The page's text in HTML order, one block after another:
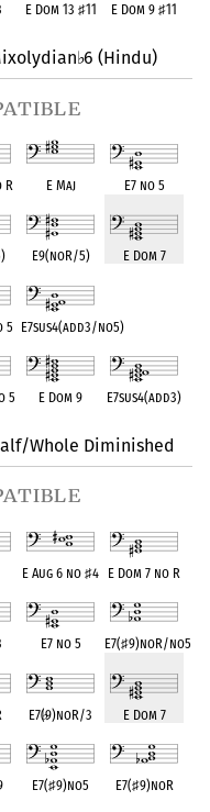
E Dom 13 ♯11 E Dom 9♯11
♭6 (Hindu)
R E Maj E7 no 5
E9(noR/5) E Dom 7
5 E7sus4(add3/no5)
5 E Dom 9 E7sus4(add3)
Whole Diminished
E Aug 6 no♯4 E Dom 7 no R
E7 no 5 E7(♯9)noR/no5
E7(♭9)noR/3 E Dom 7
E7(♯9)no5 E7(♯9)noR